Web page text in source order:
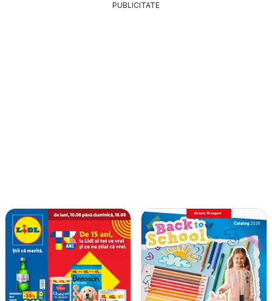
PUBLICITATE